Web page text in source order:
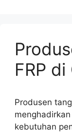
FRP
Produsen
kebutuhan